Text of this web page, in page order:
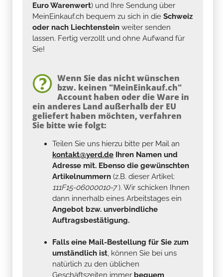
Euro Warenwert) und Ihre Sendung über
MeinEinkauf.ch bequem zu sich in die Schweiz
oder nach Liechtenstein weiter senden
lassen. Fertig verzollt und ohne Aufwand für
Sie!
Wenn Sie das nicht wünschen
bzw. keinen "MeinEinkauf.ch"
Account haben oder die Ware in
ein anderes Land außerhalb der EU
geliefert haben möchten, verfahren
Sie bitte wie folgt:
Teilen Sie uns hierzu bitte per Mail an
kontakt@yerd.de Ihren Namen und
Adresse mit. Ebenso die gewünschten
Artikelnummern (z.B. dieser Artikel:
111F15-06000010-7). Wir schicken Ihnen
dann innerhalb eines Arbeitstages ein
Angebot bzw. unverbindliche
Auftragsbestätigung.
Falls eine Mail-Bestellung für Sie zum
umständlich ist, können Sie bei uns
natürlich zu den üblichen
Geschäftszeiten immer bequem